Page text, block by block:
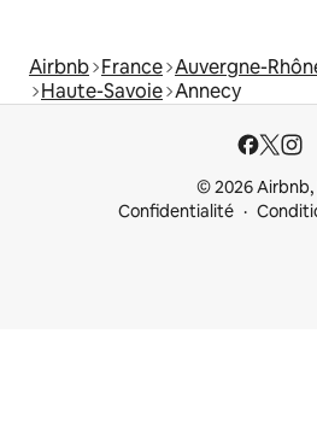
Airbnb France Auvergne-
Haute-Savoie Annecy
© 2026 Airbnb,
Confidentialité